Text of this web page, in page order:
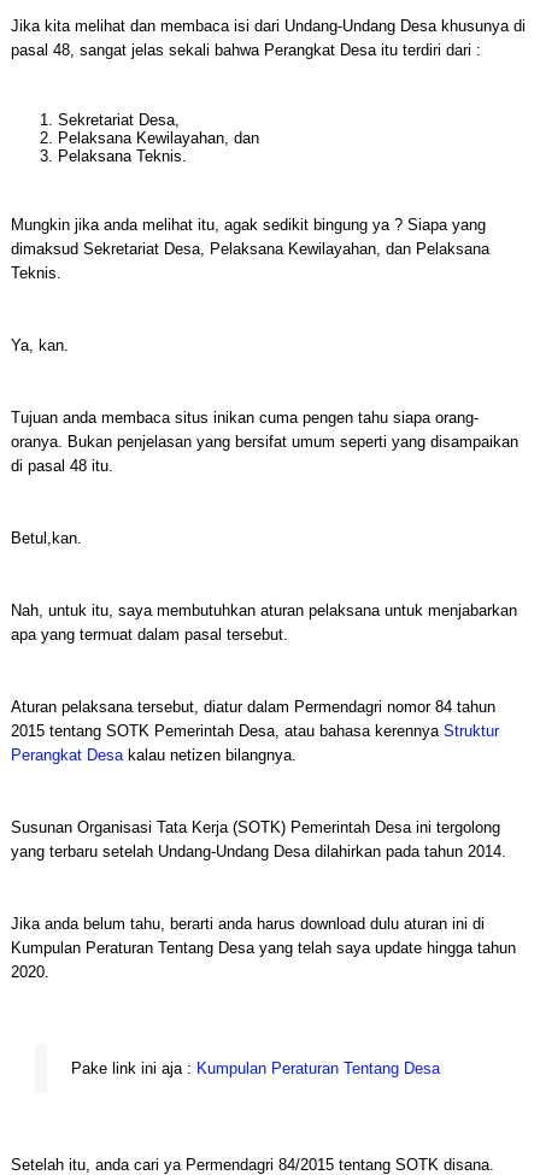
Jika kita melihat dan membaca isi dari Undang-Undang Desa khusunya di
pasal 48, sangat jelas sekali bahwa Perangkat Desa itu terdiri dari :
Sekretariat Desa,
Pelaksana Kewilayahan, dan
Pelaksana Teknis.
Mungkin jika anda melihat itu, agak sedikit bingung ya ? Siapa yang
dimaksud Sekretariat Desa, Pelaksana Kewilayahan, dan Pelaksana
Teknis.
Ya, kan.
Tujuan anda membaca situs inikan cuma pengen tahu siapa orang-
oranya. Bukan penjelasan yang bersifat umum seperti yang disampaikan
di pasal 48 itu.
Betul,kan.
Nah, untuk itu, saya membutuhkan aturan pelaksana untuk menjabarkan
apa yang termuat dalam pasal tersebut.
Aturan pelaksana tersebut, diatur dalam Permendagri nomor 84 tahun
2015 tentang SOTK Pemerintah Desa, atau bahasa kerennya Struktur
Perangkat Desakalau netizen bilangnya.
Susunan Organisasi Tata Kerja (SOTK) Pemerintah Desa ini tergolong
yang terbaru setelah Undang-Undang Desa dilahirkan pada tahun 2014.
Jika anda belum tahu, berarti anda harus download dulu aturan ini di
Kumpulan Peraturan Tentang Desa yang telah saya update hingga tahun
2020.
Pake link ini aja : Kumpulan Peraturan Tentang Desa
Setelah itu, anda cari ya Permendagri 84/2015 tentang SOTK disana.